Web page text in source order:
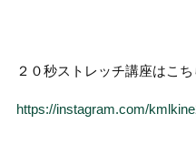
２０秒ストレッチ講座はこち
https://instagram.com/